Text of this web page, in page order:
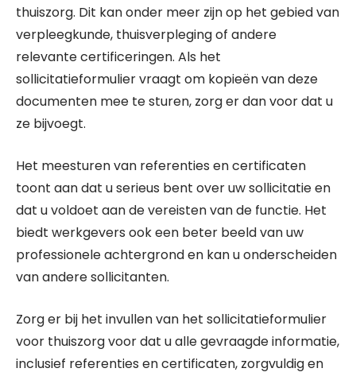
thuiszorg. Dit kan onder meer zijn op het gebied van
verpleegkunde, thuisverpleging of andere
relevante certificeringen. Als het
sollicitatieformulier vraagt om kopieën van deze
documenten mee te sturen, zorg er dan voor dat u
ze bijvoegt.
Het meesturen van referenties en certificaten
toont aan dat u serieus bent over uw sollicitatie en
dat u voldoet aan de vereisten van de functie. Het
biedt werkgevers ook een beter beeld van uw
professionele achtergrond en kan u onderscheiden
van andere sollicitanten.
Zorg er bij het invullen van het sollicitatieformulier
voor thuiszorg voor dat u alle gevraagde informatie,
inclusief referenties en certificaten, zorgvuldig en